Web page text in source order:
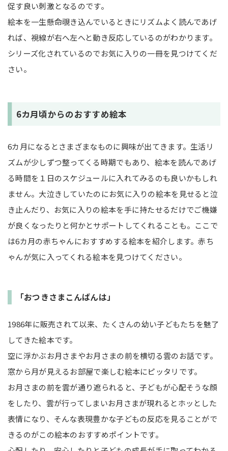
促す良い刺激となるのです。
絵本を一生懸命覗き込んでいるときにリズムよく読んであげ
れば、視線が右へ左へと動き反応しているのがわかります。
シリーズ化されているのでお気に入りの一冊を見つけてくだ
さい。
6カ月頃からのおすすめ絵本
6カ月になるとさまざまなものに興味が出てきます。生活リ
ズムが少しずつ整ってくる時期でもあり、絵本を読んであげ
る時間を１日のスケジュールに入れてみるのも良いかもしれ
ません。大泣きしていたのにお気に入りの絵本を見せると泣
き止んだり、お気に入りの絵本を手に持たせるだけでご機嫌
が良くなったりと何かとサポートしてくれることも。ここで
は6カ月の赤ちゃんにおすすめする絵本を紹介します。赤ち
ゃんが気に入ってくれる絵本を見つけてください。
「おつきさまこんばんは」
1986年に販売されて以来、たくさんの幼い子どもたちを魅了
してきた絵本です。
空に浮かぶお月さまやお月さまの前を横切る雲のお話です。
窓から月が見えるお部屋で楽しむ絵本にピッタリです。
お月さまの前を雲が通り遮られると、子どもが心配そうな顔
をしたり、雲が行ってしまいお月さまが現れるとホッとした
表情になり、そんな表現豊かな子どもの反応を見ることがで
きるのがこの絵本のおすすめポイントです。